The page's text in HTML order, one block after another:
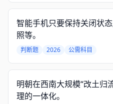
智能手机只要保持关闭状
照等。
判断题 2026 公需科目
明朝在西南大规模“改土归
理的一体化。